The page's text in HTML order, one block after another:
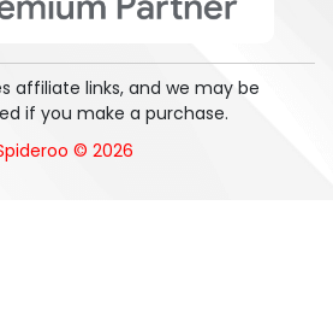
affiliate links, and we may be
if you make a purchase.
© 2026